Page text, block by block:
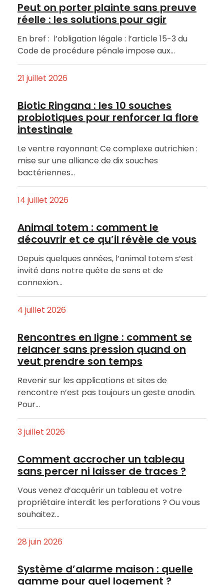
Peut on porter plainte sans preuve
réelle : les solutions pour agir
En bref : l’obligation légale : l’article 15-3 du
Code de procédure pénale impose aux…
21 juillet 2026
Biotic Ringana : les 10 souches
probiotiques pour renforcer la flore
intestinale
Le ventre rayonnant Ce complexe autrichien :
mise sur une alliance de dix souches
bactériennes…
14 juillet 2026
Animal totem : comment le
découvrir et ce qu’il révèle de vous
Depuis quelques années, l’animal totem s’est
invité dans notre quête de sens et de
connexion…
4 juillet 2026
Rencontres en ligne : comment se
relancer sans pression quand on
veut prendre son temps
Revenir sur les applications et sites de
rencontre n’est pas toujours un geste anodin.
Pour…
3 juillet 2026
Comment accrocher un tableau
sans percer ni laisser de traces ?
Vous venez d’acquérir un tableau et votre
propriétaire interdit les perforations ? Ou vous
souhaitez…
28 juin 2026
Système d’alarme maison : quelle
gamme pour quel logement ?